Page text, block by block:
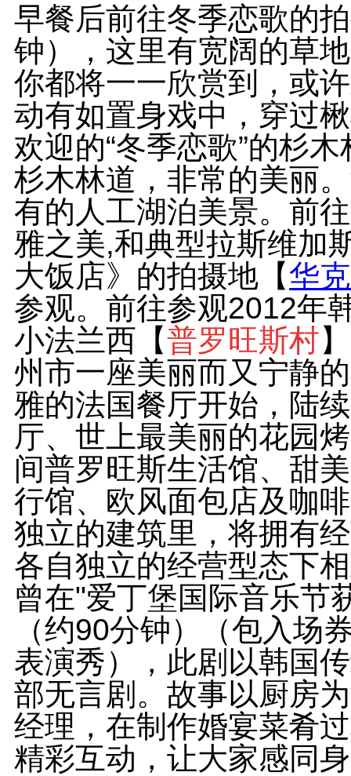
早餐后前往冬季恋歌的
钟），这里有宽阔的草
你都将一一欣赏到，或
动有如置身戏中，穿过
欢迎的“冬季恋歌”的杉
杉木林道，非常的美丽
有的人工湖泊美景。前
雅之美,和典型拉斯维加
大饭店》的拍摄地【华
参观。前往参观2012
小法兰西【普罗旺斯村
州市一座美丽而又宁静
雅的法国餐厅开始，陆
厅、世上最美丽的花园
间普罗旺斯生活馆、甜
行馆、欧风面包店及咖
独立的建筑里，将拥有
各自独立的经营型态下
曾在"爱丁堡国际音乐节
（约90分钟）（包入场
表演秀），此剧以韩国
部无言剧。故事以厨房
经理，在制作婚宴菜肴
精彩互动，让大家感同